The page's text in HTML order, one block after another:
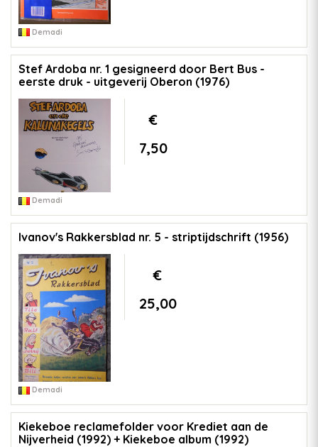
Demadi
Stef Ardoba nr. 1 gesigneerd door Bert Bus -
eerste druk - uitgeverij Oberon (1976)
€
7,50
Demadi
Ivanov's Rakkersblad nr. 5 - striptijdschrift (1956)
€
25,00
Demadi
Kiekeboe reclamefolder voor Krediet aan de
Nijverheid (1992) + Kiekeboe album (1992)